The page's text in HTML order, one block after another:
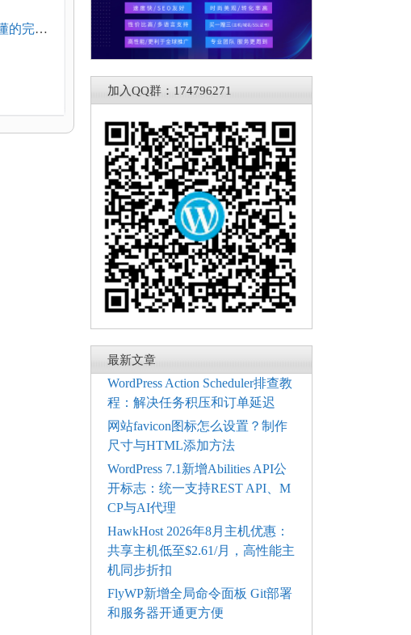
的完整
加入QQ群：174796271
最新文章
WordPress Action Scheduler排查教
程：解决任务积压和订单延迟
网站favicon图标怎么设置？制作
尺寸与HTML添加方法
WordPress 7.1新增Abilities API公
开标志：统一支持REST API、M
CP与AI代理
HawkHost 2026年8月主机优惠：
共享主机低至$2.61/月，高性能主
机同步折扣
FlyWP新增全局命令面板 Git部署
和服务器开通更方便